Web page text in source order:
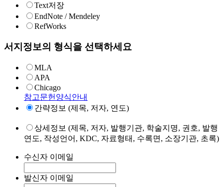
Text저장
EndNote / Mendeley
RefWorks
서지정보의 형식을 선택하세요
MLA
APA
Chicago
참고문헌양식안내
간략정보 (제목, 저자, 연도)
상세정보 (제목, 저자, 발행기관, 학술지명, 권호, 발행
연도, 작성언어, KDC, 자료형태, 수록면, 소장기관, 초록)
수신자 이메일
발신자 이메일